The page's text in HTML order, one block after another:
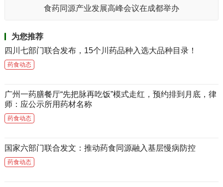
食药同源产业发展高峰会议在成都举办
为您推荐
四川七部门联合发布，15个川药品种入选大品种目录！
药食动态
广州一药膳餐厅“先把脉再吃饭”模式走红，预约排到月底，律
师：应公示所用药材名称
药食动态
国家六部门联合发文：推动药食同源融入基层慢病防控
药食动态